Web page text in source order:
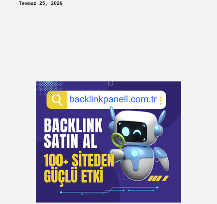
Temmuz 25, 2026